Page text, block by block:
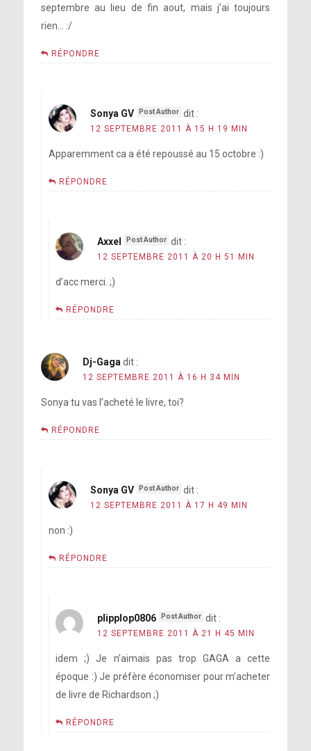
septembre au lieu de fin aout, mais j’ai toujours
rien… :/
RÉPONDRE
Sonya GV dit :
12 SEPTEMBRE 2011 À 15 H 19 MIN
Apparemment ca a été repoussé au 15 octobre :)
RÉPONDRE
Axxel dit :
12 SEPTEMBRE 2011 À 20 H 51 MIN
d’acc merci. ;)
RÉPONDRE
Dj-Gaga dit :
12 SEPTEMBRE 2011 À 16 H 34 MIN
Sonya tu vas l’acheté le livre, toi?
RÉPONDRE
Sonya GV dit :
12 SEPTEMBRE 2011 À 17 H 49 MIN
non :)
RÉPONDRE
plipplop0806 dit :
12 SEPTEMBRE 2011 À 21 H 45 MIN
idem ;) Je n’aimais pas trop GAGA a cette
époque :) Je préfère économiser pour m’acheter
de livre de Richardson ;)
RÉPONDRE